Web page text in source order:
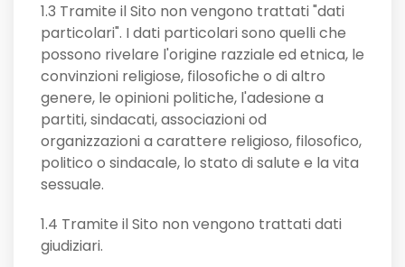
1.3 Tramite il Sito non vengono trattati "dati
particolari". I dati particolari sono quelli che
possono rivelare l'origine razziale ed etnica, le
convinzioni religiose, filosofiche o di altro
genere, le opinioni politiche, l'adesione a
partiti, sindacati, associazioni od
organizzazioni a carattere religioso, filosofico,
politico o sindacale, lo stato di salute e la vita
sessuale.
1.4 Tramite il Sito non vengono trattati dati
giudiziari.